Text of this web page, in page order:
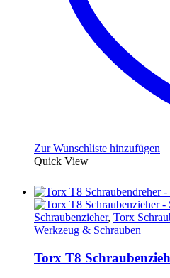
Zur Wunschliste hinzufügen
Quick View
Schraubenzieher, Torx
Werkzeug & Schrauben
Torx T8